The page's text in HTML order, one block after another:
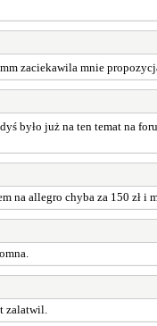
zaciekawila mnie
było już na ten temat na
na allegro chyba za 150 zł i
zalatwil.